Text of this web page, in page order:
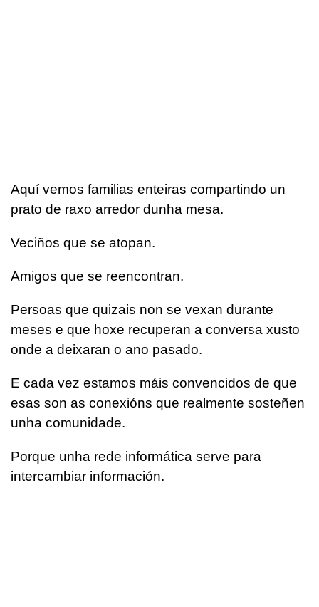
Aquí vemos familias enteiras compartindo un
prato de raxo arredor dunha mesa.
Veciños que se atopan.
Amigos que se reencontran.
Persoas que quizais non se vexan durante
meses e que hoxe recuperan a conversa xusto
onde a deixaran o ano pasado.
E cada vez estamos máis convencidos de que
esas son as conexións que realmente sosteñen
unha comunidade.
Porque unha rede informática serve para
intercambiar información.